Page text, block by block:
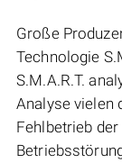
Große
Technologie
S.M.A.R.T.
Analyse vielen
Fehlbetrieb